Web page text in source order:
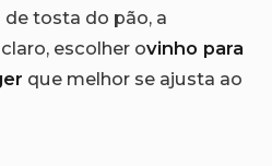
de tosta do pão, a
escolher ovinho para
que melhor se ajusta ao